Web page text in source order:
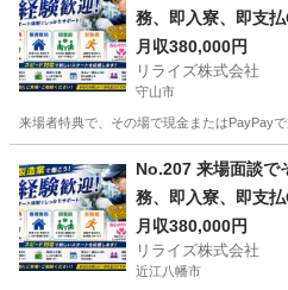
務、即入寮、即支
む場所に困ってる
部品の製造・加工の
月収380,000円
リライズ株式会社
守山市
来場者特典で、その場で現金またはPayPay
業務
No.207 来場面談で
務、即入寮、即支
む場所に困ってる
部品の製造・加工の
月収380,000円
リライズ株式会社
近江八幡市